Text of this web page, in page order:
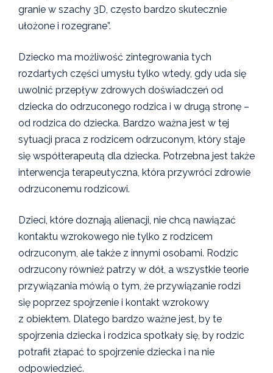
granie w szachy 3D, często bardzo skutecznie
ułożone i rozegrane”.
Dziecko ma możliwość zintegrowania tych
rozdartych części umysłu tylko wtedy, gdy uda się
uwolnić przepływ zdrowych doświadczeń od
dziecka do odrzuconego rodzica i w drugą stronę –
od rodzica do dziecka. Bardzo ważna jest w tej
sytuacji praca z rodzicem odrzuconym, który staje
się współterapeutą dla dziecka. Potrzebna jest także
interwencja terapeutyczna, która przywróci zdrowie
odrzuconemu rodzicowi.
Dzieci, które doznają alienacji, nie chcą nawiązać
kontaktu wzrokowego nie tylko z rodzicem
odrzuconym, ale także z innymi osobami. Rodzic
odrzucony również patrzy w dół, a wszystkie teorie
przywiązania mówią o tym, że przywiązanie rodzi
się poprzez spojrzenie i kontakt wzrokowy
z obiektem. Dlatego bardzo ważne jest, by te
spojrzenia dziecka i rodzica spotkały się, by rodzic
potrafił złapać to spojrzenie dziecka i na nie
odpowiedzieć.